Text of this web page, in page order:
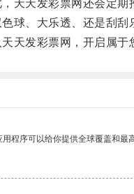
天发彩票网还会定期
、大乐透、还是刮刮
发彩票网，开启属于
程序可以给你提供全球覆盖和最